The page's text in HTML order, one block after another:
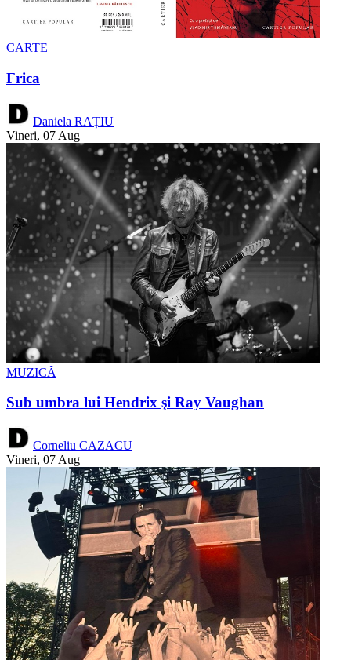
CARTE
Frica
Daniela RAȚIU
Vineri, 07 Aug
MUZICĂ
Sub umbra lui Hendrix şi Ray Vaughan
Corneliu CAZACU
Vineri, 07 Aug